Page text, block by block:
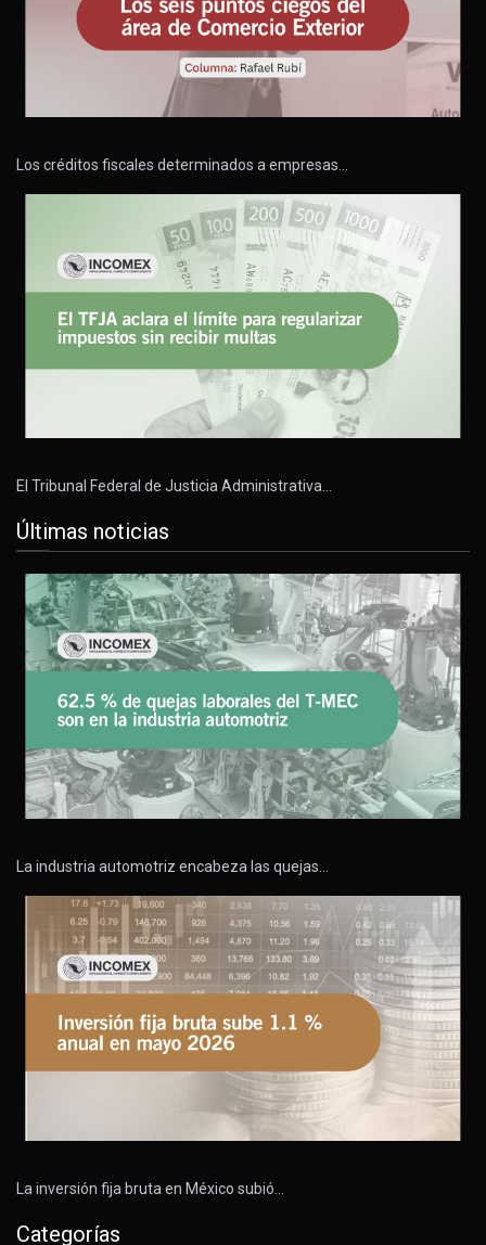
Los créditos fiscales determinados a empresas…
El Tribunal Federal de Justicia Administrativa…
Últimas noticias
La industria automotriz encabeza las quejas…
La inversión fija bruta en México subió…
Categorías